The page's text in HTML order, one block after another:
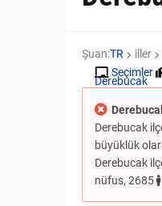
Şuan:TR iller
Seçimler
Derebucak
Derebucak
büyüklük
Derebucak
nüfus, 2685